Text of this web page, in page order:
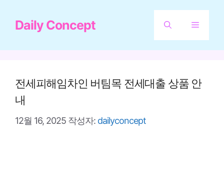
Daily Concept 메
전세피해임차인 버팀목 전세대출 상품 안
내
12월 16, 2025 작성자: dailyconcept